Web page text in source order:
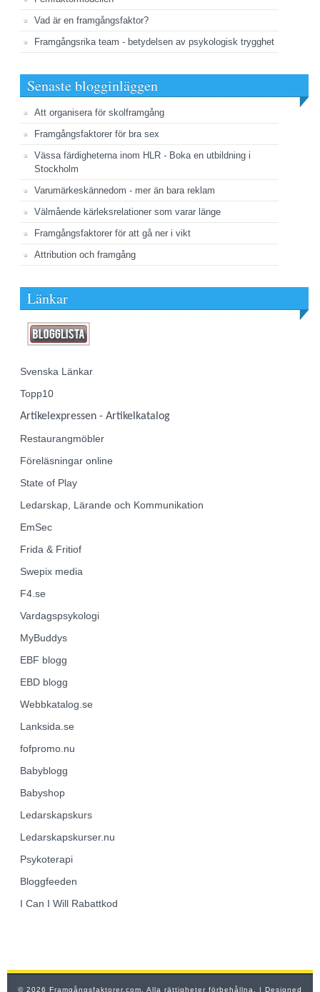
Vad är en framgångsfaktor?
Framgångsrika team - betydelsen av psykologisk trygghet
Senaste blogginläggen
Att organisera för skolframgång
Framgångsfaktorer för bra sex
Vässa färdigheterna inom HLR - Boka en utbildning i
Stockholm
Varumärkeskännedom - mer än bara reklam
Välmående kärleksrelationer som varar länge
Framgångsfaktorer för att gå ner i vikt
Attribution och framgång
Länkar
Svenska Länkar
Topp10
Artikelexpressen - Artikelkatalog
Restaurangmöbler
Föreläsningar online
State of Play
Ledarskap, Lärande och Kommunikation
EmSec
Frida & Fritiof
Swepix media
F4.se
Vardagspsykologi
MyBuddys
EBF blogg
EBD blogg
Webbkatalog.se
Lanksida.se
fofpromo.nu
Babyblogg
Babyshop
Ledarskapskurs
Ledarskapskurser.nu
Psykoterapi
Bloggfeeden
I Can I Will Rabattkod
© 2026 Framgångsfaktorer.com. Alla rättigheter förbehållna. | Designed